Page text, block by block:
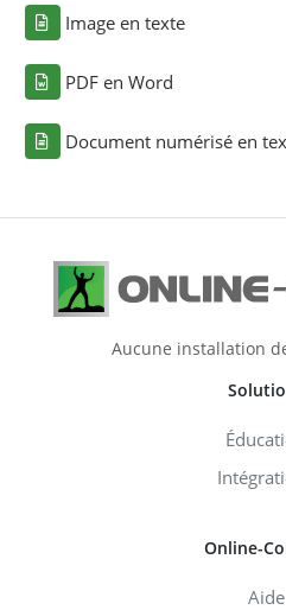
Image en texte
PDF en Word
Document numérisé en
Aucune installation
Online-
Aide